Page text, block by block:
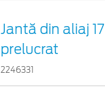
Jantă din aliaj
prelucrat
2246331